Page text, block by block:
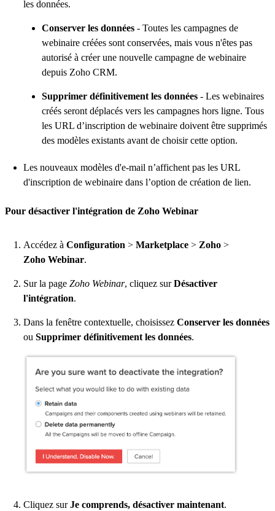
les données.
Conserver les données - Toutes les campagnes de
webinaire créées sont conservées, mais vous n'êtes pas
autorisé à créer une nouvelle campagne de webinaire
depuis Zoho CRM.
Supprimer définitivement les données - Les webinaires
créés seront déplacés vers les campagnes hors ligne. Tous
les URL d’inscription de webinaire doivent être supprimés
des modèles existants avant de choisir cette option.
Les nouveaux modèles d'e-mail n’affichent pas les URL
d'inscription de webinaire dans l’option de création de lien.
Pour désactiver l'intégration de Zoho Webinar
Accédez à Configuration > Marketplace > Zoho >
Zoho Webinar.
Sur la page Zoho Webinar, cliquez surDésactiver
l'intégration.
Dans la fenêtre contextuelle, choisissez Conserver les données
ou Supprimer définitivement les données.
Cliquez surJe comprends, désactiver maintenant.